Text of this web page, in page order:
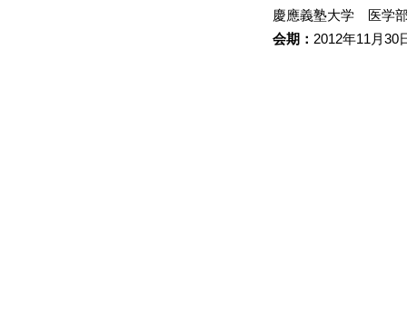
慶應義塾大学 医学
会期： 2012年11月30